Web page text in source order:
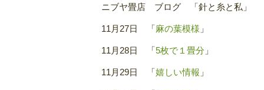
ニブヤ畳店 ブログ 「針と糸と私」
11月27日 「麻の葉模様 」
11月28日 「5枚で１畳分 」
11月29日 「嬉しい情報 」